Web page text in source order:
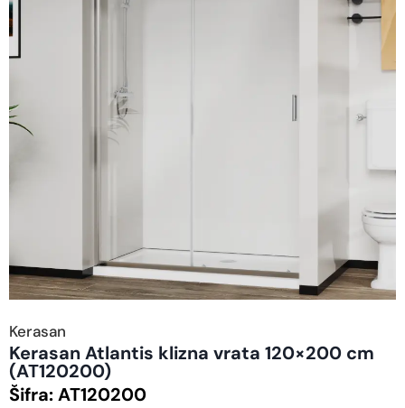
Kerasan
Kerasan Atlantis klizna vrata 120×200 cm
(AT120200)
Šifra:AT120200